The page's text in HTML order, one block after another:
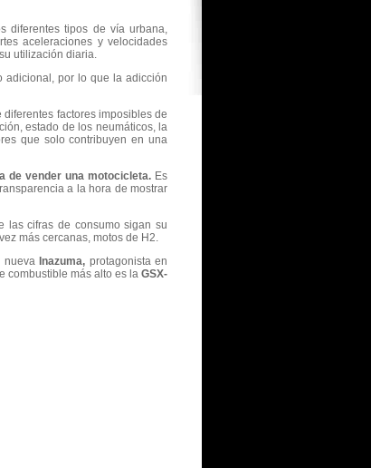
diferentes tipos de vía urbana,
aceleraciones y velocidades
utilización diaria.
adicional, por lo que la adicción
factores imposibles de
estado de los neumáticos, la
que solo contribuyen en una
de vender una motocicleta.Es
a la hora de mostrar
las cifras de consumo sigan su
más cercanas, motos de H2.
nueva Inazuma, protagonista en
combustible más alto es la GSX-